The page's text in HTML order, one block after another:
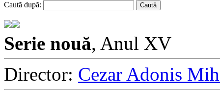
Caută după:
Serie nouă, Anul XV
Director: Cezar Adonis